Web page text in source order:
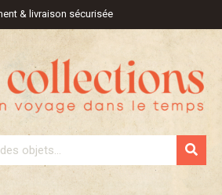
& livraison sécurisée